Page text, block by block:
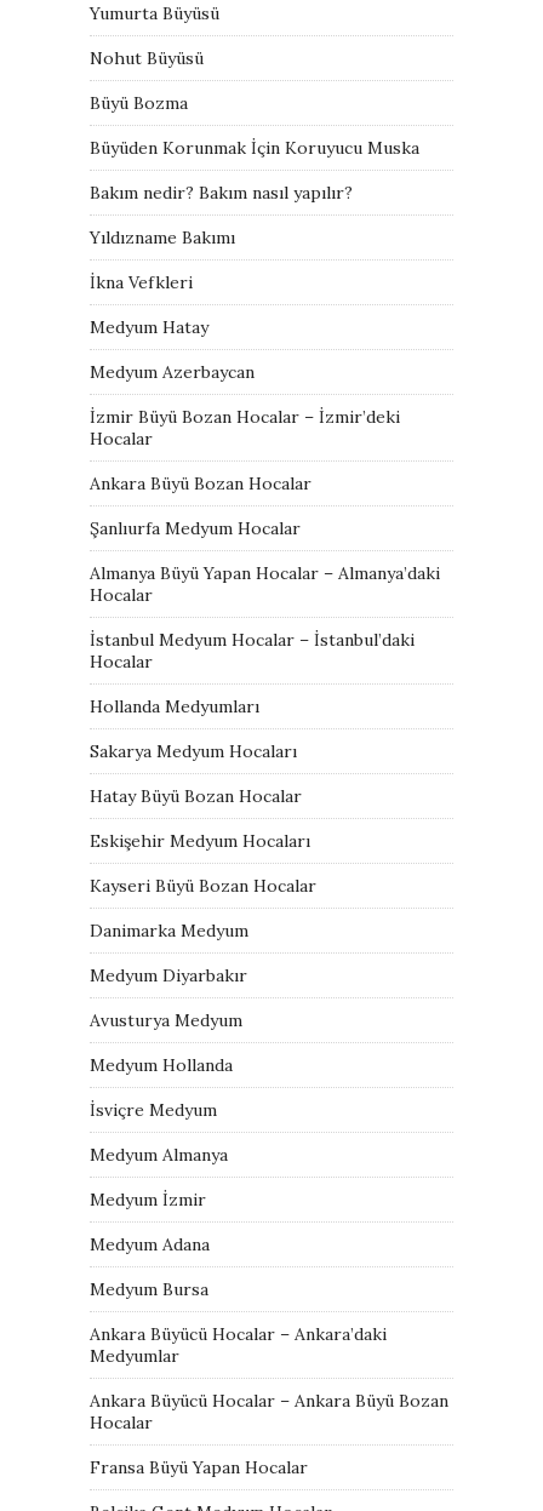
Yumurta Büyüsü
Nohut Büyüsü
Büyü Bozma
Büyüden Korunmak İçin Koruyucu Muska
Bakım nedir? Bakım nasıl yapılır?
Yıldızname Bakımı
İkna Vefkleri
Medyum Hatay
Medyum Azerbaycan
İzmir Büyü Bozan Hocalar – İzmir’deki
Hocalar
Ankara Büyü Bozan Hocalar
Şanlıurfa Medyum Hocalar
Almanya Büyü Yapan Hocalar – Almanya’daki
Hocalar
İstanbul Medyum Hocalar – İstanbul’daki
Hocalar
Hollanda Medyumları
Sakarya Medyum Hocaları
Hatay Büyü Bozan Hocalar
Eskişehir Medyum Hocaları
Kayseri Büyü Bozan Hocalar
Danimarka Medyum
Medyum Diyarbakır
Avusturya Medyum
Medyum Hollanda
İsviçre Medyum
Medyum Almanya
Medyum İzmir
Medyum Adana
Medyum Bursa
Ankara Büyücü Hocalar – Ankara’daki
Medyumlar
Ankara Büyücü Hocalar – Ankara Büyü Bozan
Hocalar
Fransa Büyü Yapan Hocalar